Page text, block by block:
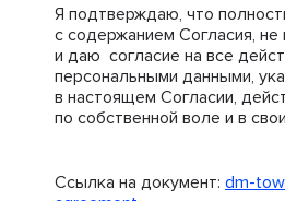
Я подтверждаю, что
с содержанием Согласия,
и даю согласие на все
персональными данными,
в настоящем Согласии,
по собственной воле и в
Ссылка на документ: dm-